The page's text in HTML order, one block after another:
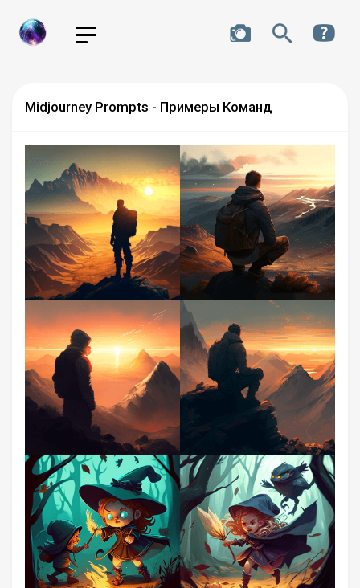
Midjourney Prompts - Примеры Команд